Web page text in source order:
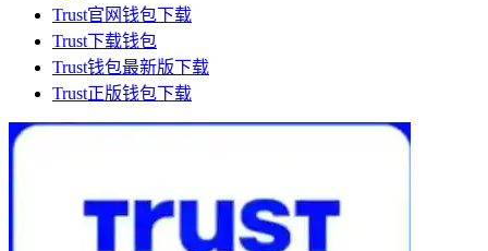
Trust官网钱包下载
Trust下载钱包
Trust钱包最新版下载
Trust正版钱包下载